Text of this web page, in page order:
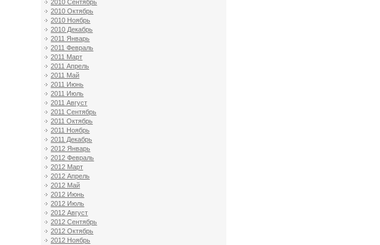
2010 Сентябрь
2010 Октябрь
2010 Ноябрь
2010 Декабрь
2011 Январь
2011 Февраль
2011 Март
2011 Апрель
2011 Май
2011 Июнь
2011 Июль
2011 Август
2011 Сентябрь
2011 Октябрь
2011 Ноябрь
2011 Декабрь
2012 Январь
2012 Февраль
2012 Март
2012 Апрель
2012 Май
2012 Июнь
2012 Июль
2012 Август
2012 Сентябрь
2012 Октябрь
2012 Ноябрь